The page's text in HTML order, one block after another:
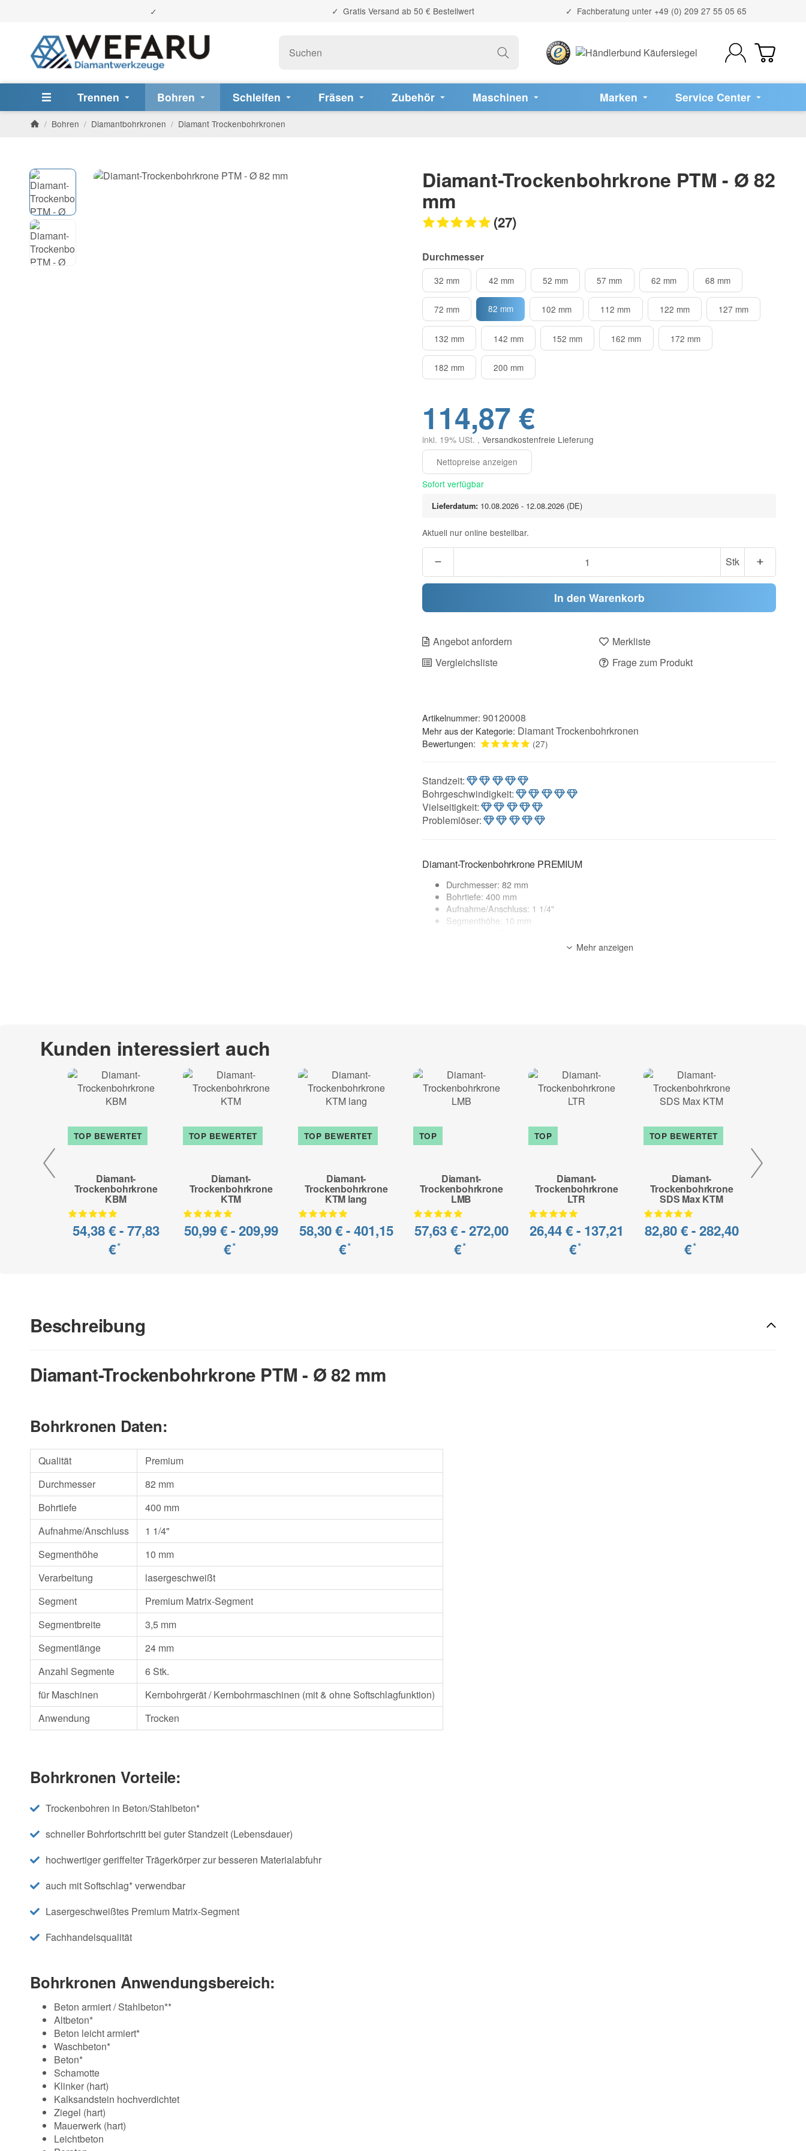
Gratis Versand ab 50 € Bestellwert Fachberatung unter +49 (0) 209 27 55 05 65
Trennen Bohren Schleifen Fräsen Zubehör Maschinen Marken Service Center
/ Bohren / Diamantbohrkronen / Diamant Trockenbohrkronen
Diamant-Trockenbohrkrone PTM - Ø 82
mm
(27)
Durchmesser
32 mm 42 mm 52 mm 57 mm 62 mm 68 mm
72 mm 82 mm 102 mm 112 mm 122 mm 127 mm
132 mm 142 mm 152 mm 162 mm 172 mm
182 mm 200 mm
114,87 €
inkl. 19% USt. , Versandkostenfreie Lieferung
Sofort verfügbar
Lieferdatum: 10.08.2026 - 12.08.2026 (DE)
Aktuell nur online bestellbar.
Stk
In den Warenkorb
Angebot anfordern
Merkliste
Vergleichsliste
Frage zum Produkt
Artikelnummer: 90120008
Mehr aus der Kategorie: Diamant Trockenbohrkronen
Bewertungen: (27)
Standzeit:
Bohrgeschwindigkeit:
Vielseitigkeit:
Problemlöser:
Diamant-Trockenbohrkrone PREMIUM
Durchmesser: 82 mm
Bohrtiefe: 400 mm
Aufnahme/Anschluss: 1 1/4"
Segmenthöhe: 10 mm
Segmentierung: Premium Matrix-Segment
geeignete Maschinen: Kernbohrgerät / Kernbohrmaschinen (mit & ohne
Mehr anzeigen
Kunden interessiert auch
TOP BEWERTET
Diamant-
Trockenbohrkrone
KBM
54,38 € -77,83
€*
TOP BEWERTET
Diamant-
Trockenbohrkrone
KTM
50,99 € -209,99
€*
TOP BEWERTET
Diamant-
Trockenbohrkrone
KTM lang
58,30 € -401,15
€*
TOP
Diamant-
Trockenbohrkrone
LMB
57,63 € -272,00
€*
TOP
Diamant-
Trockenbohrkrone
LTR
26,44 € - 137,21
€*
TOP BEWERTET
Diamant-
Trockenbohrkrone
SDS Max KTM
82,80 € -282,40
€*
Beschreibung
Diamant-Trockenbohrkrone PTM - Ø 82 mm
Bohrkronen Daten:
Qualität
Premium
Durchmesser
82 mm
Bohrtiefe
400 mm
Aufnahme/Anschluss
1 1/4"
Segmenthöhe
10 mm
Verarbeitung
lasergeschweißt
Segment
Premium Matrix-Segment
Segmentbreite
3,5 mm
Segmentlänge
24 mm
Anzahl Segmente
6 Stk.
für Maschinen
Kernbohrgerät / Kernbohrmaschinen (mit & ohne Softschlagfunktion)
Anwendung
Trocken
Bohrkronen Vorteile:
Trockenbohren in Beton/Stahlbeton*
schneller Bohrfortschritt bei guter Standzeit (Lebensdauer)
hochwertiger geriffelter Trägerkörper zur besseren Materialabfuhr
auch mit Softschlag* verwendbar
Lasergeschweißtes Premium Matrix-Segment
Fachhandelsqualität
Bohrkronen Anwendungsbereich:
Beton armiert / Stahlbeton**
Altbeton*
Beton leicht armiert*
Waschbeton*
Beton*
Schamotte
Klinker (hart)
Kalksandstein hochverdichtet
Ziegel (hart)
Mauerwerk (hart)
Leichtbeton